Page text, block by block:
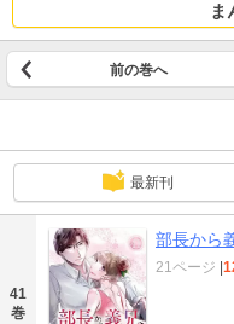
ま
前の巻へ
最新刊
41
巻
部長から
21ページ